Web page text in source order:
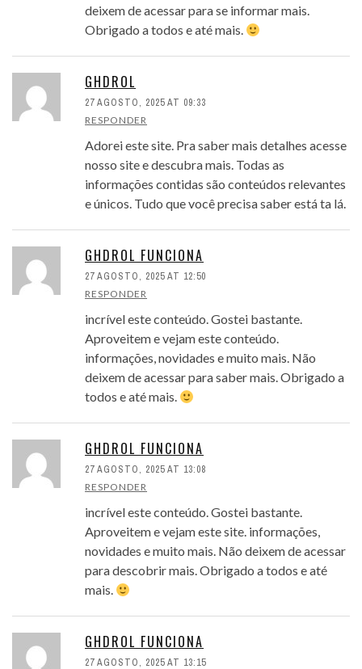
deixem de acessar para se informar mais.
Obrigado a todos e até mais.
GHDROL
27 AGOSTO, 2025 AT 09:33
RESPONDER
Adorei este site. Pra saber mais detalhes acesse
nosso site e descubra mais. Todas as
informações contidas são conteúdos relevantes
e únicos. Tudo que você precisa saber está ta lá.
GHDROL FUNCIONA
27 AGOSTO, 2025 AT 12:50
RESPONDER
incrível este conteúdo. Gostei bastante.
Aproveitem e vejam este conteúdo.
informações, novidades e muito mais. Não
deixem de acessar para saber mais. Obrigado a
todos e até mais.
GHDROL FUNCIONA
27 AGOSTO, 2025 AT 13:08
RESPONDER
incrível este conteúdo. Gostei bastante.
Aproveitem e vejam este site. informações,
novidades e muito mais. Não deixem de acessar
para descobrir mais. Obrigado a todos e até
mais.
GHDROL FUNCIONA
27 AGOSTO, 2025 AT 13:15